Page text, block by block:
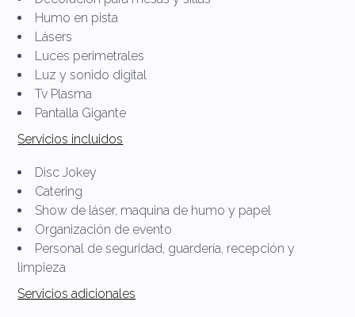
Humo en pista
Lásers
Luces perimetrales
Luz y sonido digital
Tv Plasma
Pantalla Gigante
Servicios incluidos
Disc Jokey
Catering
Show de láser, maquina de humo y papel
Organización de evento
Personal de seguridad, guardería, recepción y
limpieza
Servicios adicionales